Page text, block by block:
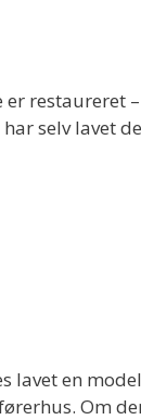
er restaureret
selv lavet
lavet en
Om